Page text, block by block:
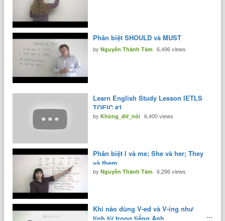
Phân biệt SHOULD và MUST
byNguyễn Thành Tâm 6,496 views
Learn English Study Lesson IETLS
TOEIC #1
byKhông_đở_nổi 6,400 views
Phân biệt I và me; She và her; They
và them
byNguyễn Thành Tâm 6,296 views
Khi nào dùng V-ed và V-ing như
tính từ trong tiếng Anh